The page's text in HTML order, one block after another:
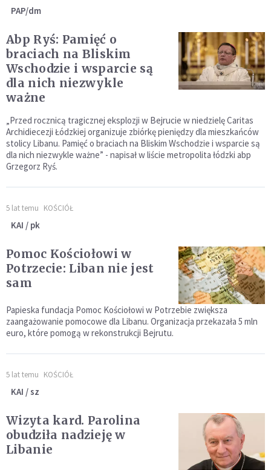
PAP/dm
Abp Ryś: Pamięć o
braciach na Bliskim
Wschodzie i wsparcie są
dla nich niezwykle
ważne
„Przed rocznicą tragicznej eksplozji w Bejrucie w niedzielę Caritas
Archidiecezji Łódzkiej organizuje zbiórkę pieniędzy dla mieszkańców
stolicy Libanu. Pamięć o braciach na Bliskim Wschodzie i wsparcie są
dla nich niezwykle ważne” - napisał w liście metropolita łódzki abp
Grzegorz Ryś.
5 lat temu KOŚCIÓŁ
KAI / pk
Pomoc Kościołowi w
Potrzecie: Liban nie jest
sam
Papieska fundacja Pomoc Kościołowi w Potrzebie zwiększa
zaangażowanie pomocowe dla Libanu. Organizacja przekazała 5 mln
euro, które pomogą w rekonstrukcji Bejrutu.
5 lat temu KOŚCIÓŁ
KAI / sz
Wizyta kard. Parolina
obudziła nadzieję w
Libanie